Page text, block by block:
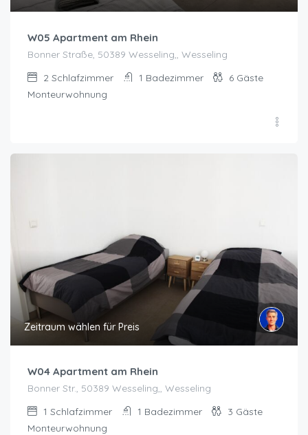
W05 Apartment am Rhein
Bonner Straße, 50389 Wesseling,, Wesseling
2 Schlafzimmer 1 Badezimmer 6 Gäste
Monteurwohnung
Zeitraum wählen für Preis
W04 Apartment am Rhein
Bonner Str., 50389 Wesseling,, Wesseling
1 Schlafzimmer 1 Badezimmer 3 Gäste
Monteurwohnung